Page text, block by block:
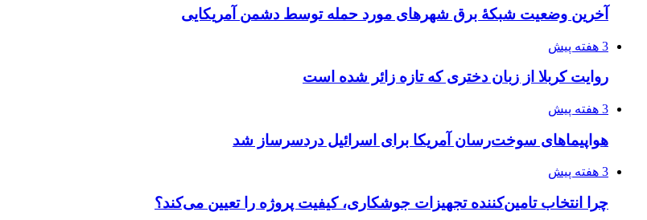
آخرین وضعیت شبکۀ برق شهرهای مورد حمله توسط دشمن آمریکایی
3 هفته پیش
روایت کربلا از زبان دختری که تازه زائر شده است
3 هفته پیش
هواپیماهای سوخت‌رسان آمریکا برای اسرائیل دردسرساز شد
3 هفته پیش
چرا انتخاب تامین‌کننده تجهیزات جوشکاری، کیفیت پروژه را تعیین می‌کند؟